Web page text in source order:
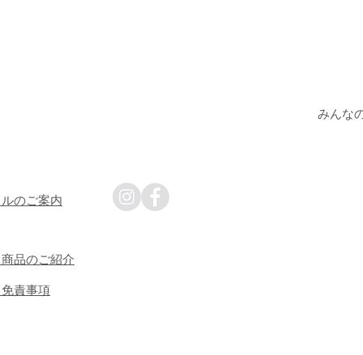
みんな
のご案内
品のご紹介
責事項